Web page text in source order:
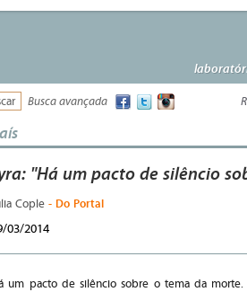
Busca avançada
"Há um pacto de silêncio
Cople - Do Portal
03/2014
um pacto de silêncio sobre o tema da morte.